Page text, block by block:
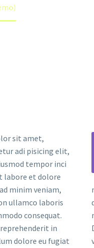
sit amet,
adi pisicing elit,
tempor inci
labore et dolore
minim veniam,
ullamco laboris
consequat.
in
dolore eu fugiat